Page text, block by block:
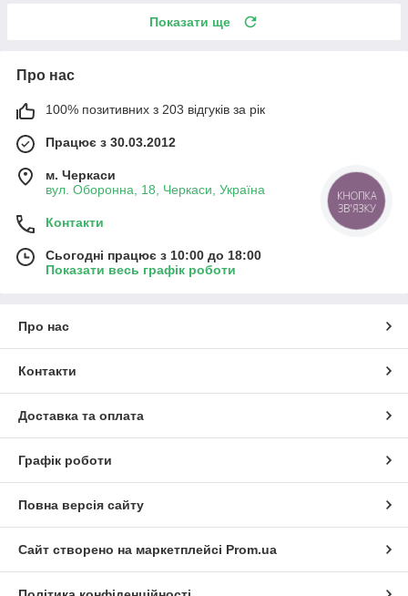
Показати ще
Про нас
100% позитивних з 203 відгуків за рік
Працює з 30.03.2012
м. Черкаси
вул. Оборонна, 18, Черкаси, Україна
Контакти
Сьогодні працює з 10:00 до 18:00
Показати весь графік роботи
Про нас
Контакти
Доставка та оплата
Графік роботи
Повна версія сайту
Сайт створено на маркетплейсі Prom.ua
КНОПКА
ЗВ'ЯЗКУ